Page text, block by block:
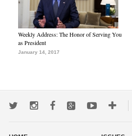
Weekly Address: The Honor of Serving You
as President
January 14, 2017